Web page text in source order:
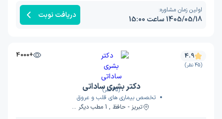
اولین زمان مشاوره:
1405/05/18 ساعت 15:00 دریافت نوبت
(45 نظر)
+4000 4.9
(45 نظر)
دکتر بشری ساداتی
تخصص بیماری های قلب و عروق
تبریز - حافظ , 1 مطب دیگر ...